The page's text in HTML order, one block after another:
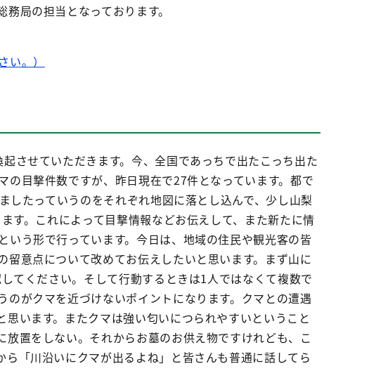
局の担当となっております。
。）
させていただきます。今、全国であっちで出たこっち出た
目撃件数ですが、昨日現在で27件となっています。都で
したっていうのをそれぞれ地図に落とし込んで、少し山梨
す。これによって目撃情報などお伝えして、また新たに情
う形で行っています。今日は、地域の住民や観光客の皆
意点について改めてお伝えしたいと思います。まず山に
てください。そして行動するときは1人ではなくて複数で
がクマを近づけないポイントになります。クマとの遭遇
います。またクマは強い匂いにつられやすいということ
置をしない。それからお墓のお供え物ですけれども、こ
「川沿いにクマが出るよね」と皆さんも普通に話してら